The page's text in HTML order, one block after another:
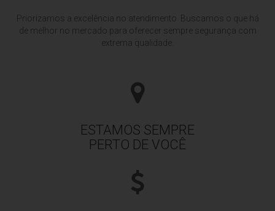
Priorizamos a excelência no atendimento. Buscamos o que há
de melhor no mercado para oferecer sempre segurança com
extrema qualidade.
ESTAMOS SEMPRE
PERTO DE VOCÊ